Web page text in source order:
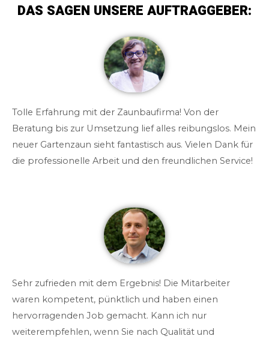
DAS SAGEN UNSERE AUFTRAGGEBER:
Tolle Erfahrung mit der Zaunbaufirma! Von der
Beratung bis zur Umsetzung lief alles reibungslos. Mein
neuer Gartenzaun sieht fantastisch aus. Vielen Dank für
die professionelle Arbeit und den freundlichen Service!
Sehr zufrieden mit dem Ergebnis! Die Mitarbeiter
waren kompetent, pünktlich und haben einen
hervorragenden Job gemacht. Kann ich nur
weiterempfehlen, wenn Sie nach Qualität und